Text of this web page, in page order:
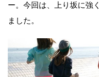
ー。今回は、上り坂に強
ました。